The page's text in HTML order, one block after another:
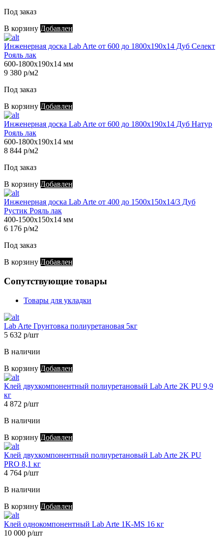
Под заказ
В корзину Добавлен
Инженерная доска Lab Arte от 600 до 1800х190х14 Дуб Селект
Рояль лак
600-1800х190х14 мм
9 380 р/м2
Под заказ
В корзину Добавлен
Инженерная доска Lab Arte от 600 до 1800х190х14 Дуб Натур
Рояль лак
600-1800х190х14 мм
8 844 р/м2
Под заказ
В корзину Добавлен
Инженерная доска Lab Arte от 400 до 1500х150х14/3 Дуб
Рустик Рояль лак
400-1500х150х14 мм
6 176 р/м2
Под заказ
В корзину Добавлен
Сопутствующие товары
Товары для укладки
Lab Arte Грунтовка полиуретановая 5кг
5 632 р/шт
В наличии
В корзину Добавлен
Клей двухкомпонентный полиуретановый Lab Arte 2K PU 9,9
кг
4 872 р/шт
В наличии
В корзину Добавлен
Клей двухкомпонентный полиуретановый Lab Arte 2K PU
PRO 8,1 кг
4 764 р/шт
В наличии
В корзину Добавлен
Клей однокомпонентный Lab Arte 1K-MS 16 кг
10 000 р/шт